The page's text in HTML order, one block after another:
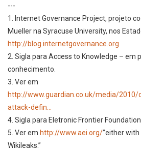
---
1. Internet Governance Project, projeto
Mueller na Syracuse University, nos
http://blog.internetgovernance.org
2. Sigla para Access to Knowledge – em
conhecimento.
3. Ver em
http://www.guardian.co.uk/media/
attack-defin...
4. Sigla para Eletronic Frontier Foundation
5. Ver em http://www.aei.org/”either with
Wikileaks.”